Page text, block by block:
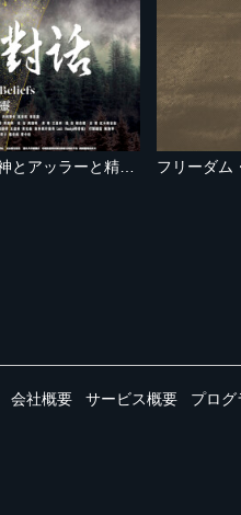
フリーダム
会社概要 サービス概要 プログ